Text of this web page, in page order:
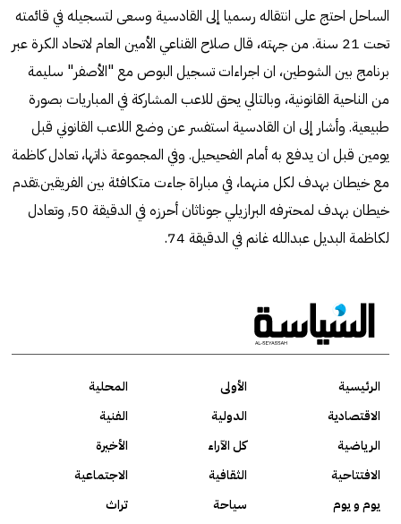
الساحل احتج على انتقاله رسميا إلى القادسية وسعى لتسجيله في قائمته
تحت 21 سنة. من جهته، قال صلاح القناعي الأمين العام لاتحاد الكرة عبر
برنامج بين الشوطين، ان اجراءات تسجيل البوص مع "الأصفر" سليمة
من الناحية القانونية، وبالتالي يحق للاعب المشاركة في المباريات بصورة
طبيعية. وأشار إلى ان القادسية استفسر عن وضع اللاعب القانوني قبل
يومين قبل ان يدفع به أمام الفحيحيل. وفي المجموعة ذاتها، تعادل كاظمة
مع خيطان بهدف لكل منهما، في مباراة جاءت متكافئة بين الفريقين.تقدم
خيطان بهدف لمحترفه البرازيلي جوناثان أحرزه في الدقيقة 50, وتعادل
لكاظمة البديل عبدالله غانم في الدقيقة 74.
الرئيسية الأولى
المحلية
الاقتصادية
الدولية
الفنية
الرياضية
كل الآراء
الأخيرة
الافتتاحية
الثقافية
الاجتماعية
يوم و يوم
سياحة تراث